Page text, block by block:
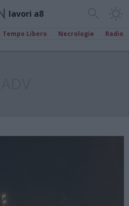
lavori a8
Tempo Libero Necrologie Radio